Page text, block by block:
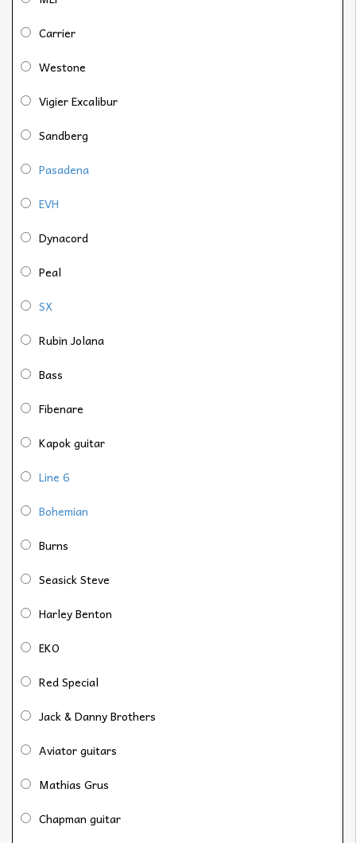
Carrier
Westone
Vigier Excalibur
Sandberg
Pasadena
EVH
Dynacord
Peal
SX
Rubin Jolana
Bass
Fibenare
Kapok guitar
Line 6
Bohemian
Burns
Seasick Steve
Harley Benton
EKO
Red Special
Jack & Danny Brothers
Aviator guitars
Mathias Grus
Chapman guitar